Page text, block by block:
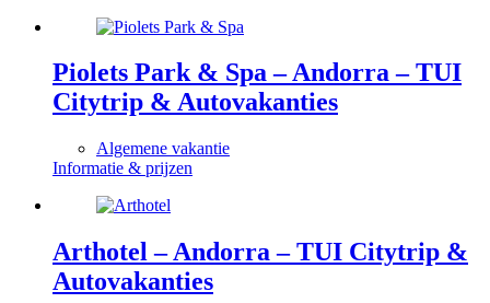
Piolets Park & Spa – Andorra – TUI
Citytrip & Autovakanties
Algemene vakantie
Informatie & prijzen
Arthotel – Andorra – TUI Citytrip &
Autovakanties